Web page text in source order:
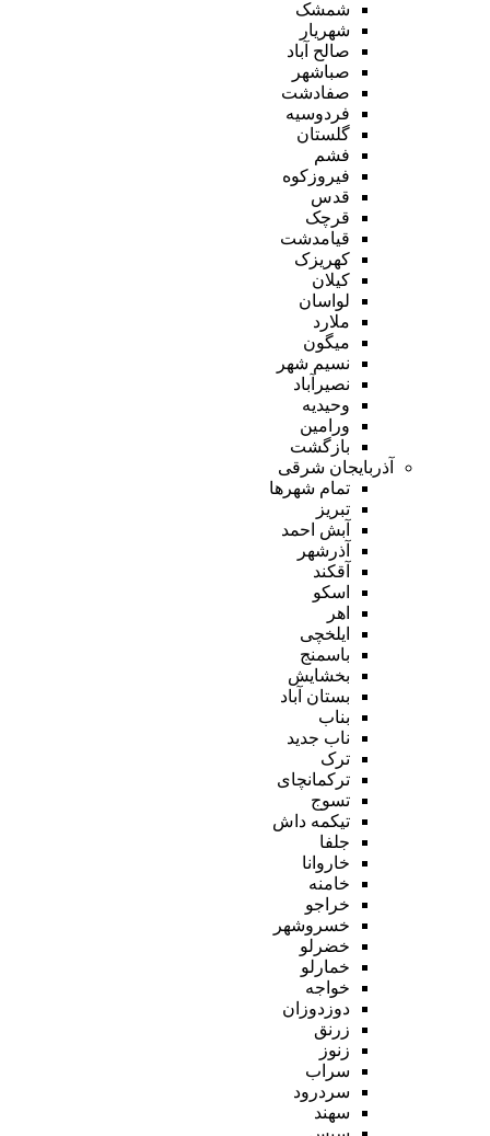
شمشک
شهریار
صالح آباد
صباشهر
صفادشت
فردوسیه
گلستان
فشم
فیروزکوه
قدس
قرچک
قیامدشت
کهریزک
کیلان
لواسان
ملارد
میگون
نسیم شهر
نصیرآباد
وحیدیه
ورامین
بازگشت
آذربایجان شرقی
تمام شهر‌ها
تبریز
آبش احمد
آذرشهر
آقکند
اسکو
اهر
ایلخچی
باسمنج
بخشایش
بستان آباد
بناب
ناب جدید
ترک
ترکمانچای
تسوج
تیکمه داش
جلفا
خاروانا
خامنه
خراجو
خسروشهر
خضرلو
خمارلو
خواجه
دوزدوزان
زرنق
زنوز
سراب
سردرود
سهند